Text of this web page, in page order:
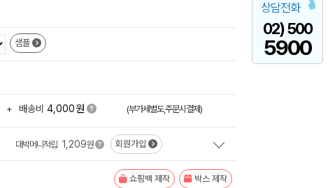
상담전화
02) 500
5900
샘플
+ 배송비 4,000원 (부가세별도,주문시결제)
대박머니적립 1,209원 회원가입
쇼핑백 제작 박스 제작